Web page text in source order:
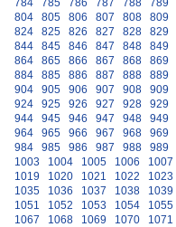
784 785 786 787 788 789
804
805 806 807 808 809
824
825 826 827 828 829
844
845 846 847 848 849
864
865 866 867 868 869
884
885 886 887 888 889
904
905 906 907 908 909
924
925 926 927 928 929
944
945 946 947 948 949
964
965 966 967 968 969
984
985 986 987 988 989
1003
1004 1005 1006 1007
1019
1020 1021 1022 1023
1035
1036 1037 1038 1039
1051
1052 1053 1054 1055
1067
1068 1069 1070 1071